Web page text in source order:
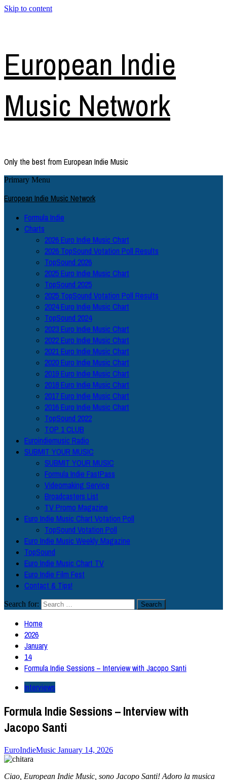
Skip to content
European Indie
Music Network
Only the best from European Indie Music
Primary Menu
European Indie Music Network
Formula Indie
Charts
2026 Euro Indie Music Chart
2026 TopSound Votation Poll Results
TopSound 2026
2025 Euro Indie Music Chart
TopSound 2025
2025 TopSound Votation Poll Results
2024 Euro Indie Music Chart
TopSound 2024
2023 Euro Indie Music Chart
2022 Euro Indie Music Chart
2021 Euro Indie Music Chart
2020 Euro Indie Music Chart
2019 Euro Indie Music Chart
2018 Euro Indie Music Chart
2017 Euro Indie Music Chart
2016 Euro Indie Music Chart
TopSound 2022
TOP 1 CLUB
Euroindiemusic Radio
SUBMIT YOUR MUSIC
SUBMIT YOUR MUSIC
Formula Indie FastPass
Videomaking Service
Broadcasters List
TV Promo Magazine
Euro Indie Music Chart Votation Poll
TopSound Votation Poll
Euro Indie Music Weekly Magazine
TopSound
Euro Indie Music Chart TV
Euro Indie Film Fest
Contact & Tips!
Search for:
Home
2026
January
14
Formula Indie Sessions – Interview with Jacopo Santi
Interviews
Formula Indie Sessions – Interview with
Jacopo Santi
EuroIndieMusic January 14, 2026
Ciao, European Indie Music, sono Jacopo Santi! Adoro la musica